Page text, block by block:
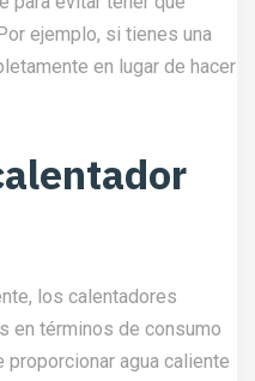
ejemplo, si tienes una
en lugar de hacer
los calentadores
en términos de consumo
proporcionar agua caliente